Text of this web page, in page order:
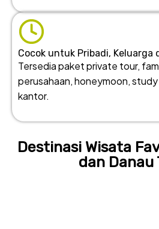
Cocok untuk Pribadi, Keluarga
Tersedia paket private tour,
perusahaan, honeymoon,
kantor.
Destinasi Wisata
dan Danau